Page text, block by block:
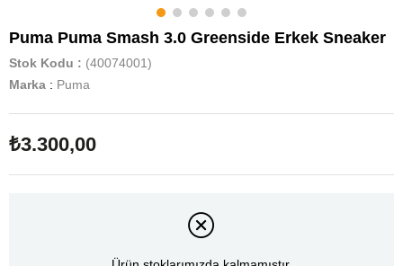
Puma Puma Smash 3.0 Greenside Erkek Sneaker
Stok Kodu
(40074001)
Marka : Puma
₺3.300,00